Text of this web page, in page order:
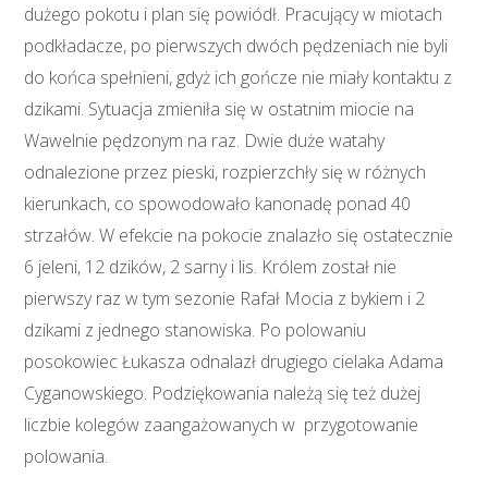
dużego pokotu i plan się powiódł. Pracujący w miotach
podkładacze, po pierwszych dwóch pędzeniach nie byli
do końca spełnieni, gdyż ich gończe nie miały kontaktu z
dzikami. Sytuacja zmieniła się w ostatnim miocie na
Wawelnie pędzonym na raz. Dwie duże watahy
odnalezione przez pieski, rozpierzchły się w różnych
kierunkach, co spowodowało kanonadę ponad 40
strzałów. W efekcie na pokocie znalazło się ostatecznie
6 jeleni, 12 dzików, 2 sarny i lis. Królem został nie
pierwszy raz w tym sezonie Rafał Mocia z bykiem i 2
dzikami z jednego stanowiska. Po polowaniu
posokowiec Łukasza odnalazł drugiego cielaka Adama
Cyganowskiego. Podziękowania należą się też dużej
liczbie kolegów zaangażowanych w przygotowanie
polowania.